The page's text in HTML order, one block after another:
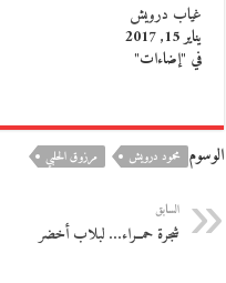
غياب درويش
يناير 15, 2017
في "إضاءات"
الوسوم محمود درويش مرزوق الحلبي
السابق
شجرة حمــراء… لبلاب أخضر